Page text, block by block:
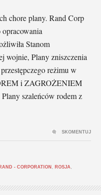
chore plany. Rand Corp
Stanom
wojnie, Plany zniszczenia
reżimu w
i ZAGROŻENIEM
szaleńców rodem z
RAND - CORPORATION ROSJA
SKOMENTUJ